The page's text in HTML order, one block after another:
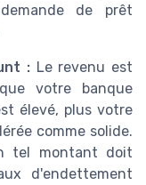
de prêt
:Le revenu est
votre banque
élevé, plus votre
comme solide.
tel montant doit
d'endettement